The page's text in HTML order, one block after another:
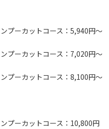
プーカットコース：5,940円～
プーカットコース：7,020円～
プーカットコース：8,100円～
プーカットコース：10,800円